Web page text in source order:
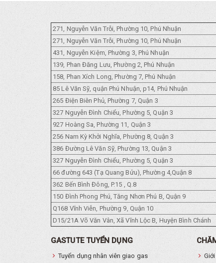
271, Nguyễn Văn Trỗi, Phường 10, Phú Nhuận
271, Nguyễn Văn Trỗi, Phường 10, Phú Nhuận
431, Nguyễn Kiệm, Phường 3, Phú Nhuận
139, Phan Đăng Lưu, Phường 2, Phú Nhuận
158, Phan Xích Long, Phường 7, Phú Nhuận
85 Lê Văn Sỹ, quận Phú Nhuận, p14, Phú Nhuận
265 Điện Biên Phủ, Phường 7, Quận 3
327 Nguyễn Đình Chiểu, Phường 5, Quận 3
927 Hoàng Sa, Phường 11, Quận 3
256 Nam Kỳ Khởi Nghĩa, Phường 8, Quận 3
386 Đường Lê Văn Sỹ, Phường 13, Quận 3
327 Nguyễn Đình Chiểu, Phường 5, Quận 3
66 đường 643 (Tạ Quang Bửu), Phường 4,Quận 8
362 Bến Bình Đông, P.15 , Q.8
150 Đình Phong Phú, Tăng Nhơn Phú B, Quận 9
Q168 Vĩnh Viễn, Phường 9, Quận 10
D15/21A Võ Văn Vân, Xã Vĩnh Lộc B, Huyện Bình Chánh
GASTUTE TUYỂN DỤNG
Tuyển dụng nhân viên giao gas
Giới